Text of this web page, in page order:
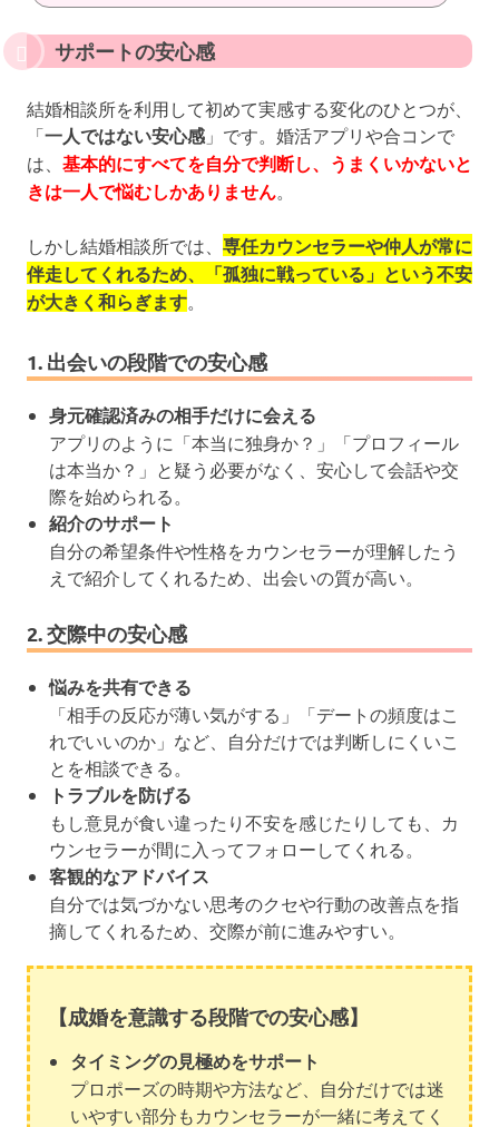
サポートの安心感
結婚相談所を利用して初めて実感する変化のひとつが、
「一人ではない安心感 」です。婚活アプリや合コンで
は、 基本的にすべてを自分で判断し、うまくいかないと
きは一人で悩むしかありません
しかし結婚相談所では、 専任カウンセラーや仲人が常に
伴走してくれるため、「孤独に戦っている」という不安
が大きく和らぎます
1. 出会いの段階での安心感
身元確認済みの相手だけに会える
アプリのように「本当に独身か？」「プロフィール
は本当か？」と疑う必要がなく、安心して会話や交
際を始められる。
紹介のサポート
自分の希望条件や性格をカウンセラーが理解したう
えで紹介してくれるため、出会いの質が高い。
2. 交際中の安心感
悩みを共有できる
「相手の反応が薄い気がする」「デートの頻度はこ
れでいいのか」など、自分だけでは判断しにくいこ
とを相談できる。
トラブルを防げる
もし意見が食い違ったり不安を感じたりしても、カ
ウンセラーが間に入ってフォローしてくれる。
客観的なアドバイス
自分では気づかない思考のクセや行動の改善点を指
摘してくれるため、交際が前に進みやすい。
【成婚を意識する段階での安心感】
タイミングの見極めをサポート
プロポーズの時期や方法など、自分だけでは迷
いやすい部分もカウンセラーが一緒に考えてく